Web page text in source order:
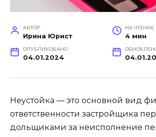
АВТОР
Ирина Юрист
НА ЧТЕНИЕ
4 мин
ОПУБЛИКОВАНО
04.01.2024
Неустойка — это основной вид
ответственности застройщика
дольщиками за неисполнение